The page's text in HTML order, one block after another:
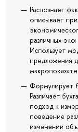
Распознает
описывает
различных
Использует
предложения
Формулирует
Различает
подход к
поведение
изменении